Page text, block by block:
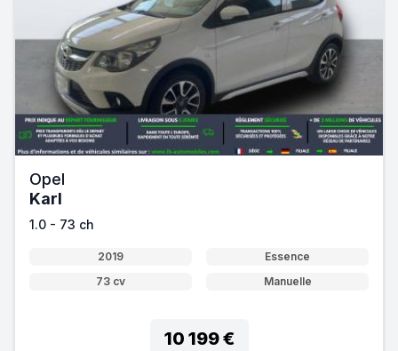
Opel
Karl
1.0 - 73 ch
2019
Essence
73 cv
Manuelle
10 199 €